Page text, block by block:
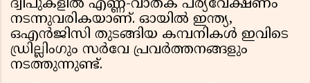
ദ്വീപുകളിൽ എണ്ണ-വാതക പര്യവേക്ഷണം
നടന്നുവരികയാണ്. ഓയിൽ ഇന്ത്യ,
ഒഎൻജിസി തുടങ്ങിയ കമ്പനികൾ ഇവിടെ
ഡ്രില്ലിംഗും സർവേ പ്രവർത്തനങ്ങളും
നടത്തുന്നുണ്ട്.